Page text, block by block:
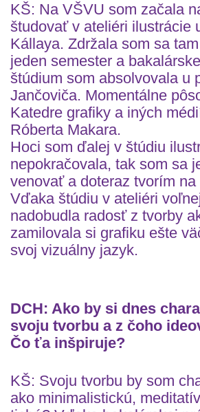
KŠ: Na VŠVU som začala
študovať v ateliéri ilustrácie
Kállaya. Zdržala som sa
jeden semester a
štúdium som absolvovala u
Jančoviča. Momentálne
Katedre grafiky a iných
Róberta Makara.
Hoci som ďalej v štúdiu
nepokračovala, tak som sa
venovať a doteraz tvorím na
Vďaka štúdiu v ateliéri
nadobudla radosť z tvorby
zamilovala si grafiku ešte
svoj vizuálny jazyk.
DCH: Ako by si dnes
svoju tvorbu a z čoho
Čo ťa inšpiruje?
KŠ: Svoju tvorbu by som
ako minimalistickú,